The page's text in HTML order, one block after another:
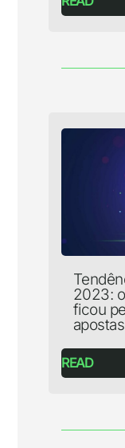
2023:
ficou
apostas
READ